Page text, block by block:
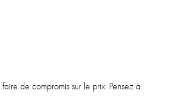
de compromis sur le prix. Pensez à